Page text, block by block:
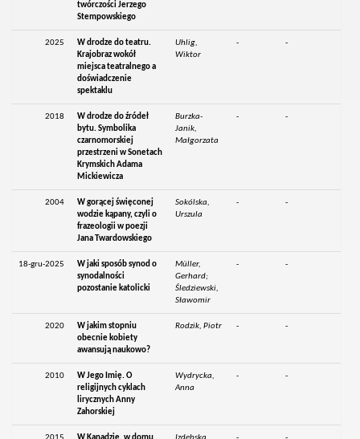
twórczości Jerzego
Stempowskiego
2025
W drodze do teatru.
Krajobraz wokół
miejsca teatralnego a
doświadczenie
spektaklu
Uhlig,
Wiktor
- -
2018
W drodze do źródeł
bytu. Symbolika
czarnomorskiej
przestrzeni w Sonetach
Krymskich Adama
Mickiewicza
Burzka-
Janik,
Małgorzata
- -
2004
W gorącej święconej
wodzie kąpany, czyli o
frazeologii w poezji
Jana Twardowskiego
Sokólska,
Urszula
- -
18-gru-2025
W jaki sposób synod o
synodalności
pozostanie katolicki
Müller,
Gerhard;
Śledziewski,
Sławomir
- -
2020
W jakim stopniu
obecnie kobiety
awansują naukowo?
Rodzik, Piotr - -
2010
W Jego Imię. O
religijnych cyklach
lirycznych Anny
Zahorskiej
Wydrycka,
Anna
- -